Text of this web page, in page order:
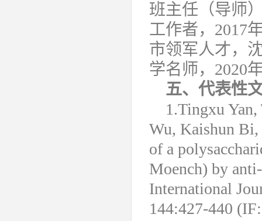
班主任（导师
工作者，2017
市领军人才，
学名师，2020
五、 代表性
1.Tingxu
Wu, Kaishun Bi,
of a
Moench) by
International
144:427-440